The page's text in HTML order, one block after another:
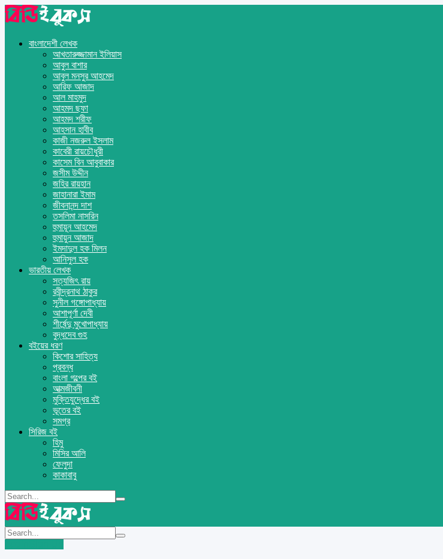
বাংলাদেশী লেখক
আখতারুজ্জামান ইলিয়াস
আবুল বাশার
আবুল মনসুর আহমেদ
আরিফ আজাদ
আল মাহমুদ
আহমদ ছফা
আহমদ শরীফ
আহসান হাবীব
কাজী নজরুল ইসলাম
কাবেরী রায়চৌধুরী
কাসেম বিন আবুবাকার
জসীম উদ্দীন
জহির রায়হান
জাহানারা ইমাম
জীবনানন্দ দাশ
তসলিমা নাসরিন
হুমায়ূন আহমেদ
হুমায়ুন আজাদ
ইমদাদুল হক মিলন
আনিসুল হক
ভারতীয় লেখক
সত্যজিৎ রায়
রবীন্দ্রনাথ ঠাকুর
সুনীল গঙ্গোপাধ্যায়
আশাপূর্ণা দেবী
শীর্ষেন্দু মুখোপাধ্যায়
বুদ্ধদেব গুহ
বইয়ের ধরণ
কিশোর সাহিত্য
প্রবন্ধ
বাংলা গল্পের বই
আত্মজীবনী
মুক্তিযুদ্ধের বই
ভূতের বই
সমগ্র
সিরিজ বই
হিমু
মিসির আলি
ফেলুদা
কাকাবাবু